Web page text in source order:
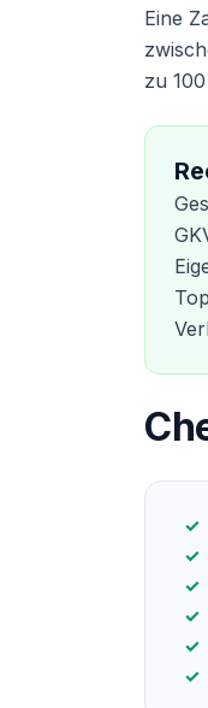
Eine
zu